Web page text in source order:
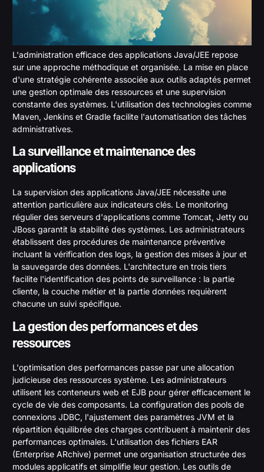
L'administration efficace des applications Java/JEE repose
sur une approche méthodique et organisée. La mise en place
d'une stratégie cohérente associée aux outils adaptés permet
une gestion optimale des ressources et une supervision
constante des systèmes. L'utilisation des technologies comme
Maven, Jenkins et Gradle facilite l'automatisation des tâches
administratives.
La surveillance et maintenance des
applications
La supervision des applications Java/JEE nécessite une
attention particulière aux indicateurs clés. Le monitoring
régulier des serveurs d'applications comme Tomcat, Jetty ou
JBoss garantit la stabilité des systèmes. Les administrateurs
établissent des procédures de maintenance préventive
incluant la vérification des logs, la gestion des mises à jour et
la sauvegarde des données. L'architecture en trois tiers
facilite l'identification des points de surveillance : la partie
cliente, la couche métier et la partie données requièrent
chacune un suivi spécifique.
La gestion des performances et des
ressources
L'optimisation des performances passe par une allocation
judicieuse des ressources système. Les administrateurs
utilisent les conteneurs web et EJB pour gérer efficacement le
cycle de vie des composants. La configuration des pools de
connexions JDBC, l'ajustement des paramètres JVM et la
répartition équilibrée des charges contribuent à maintenir des
performances optimales. L'utilisation des fichiers EAR
(Enterprise ARchive) permet une organisation structurée des
modules applicatifs et simplifie leur gestion. Les outils de